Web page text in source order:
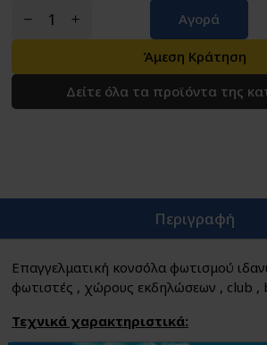
Αγορά
Άμεση Κράτηση
Δείτε όλα τα προϊόντα της
Περιγραφή
Επαγγελματική κονσόλα φωτισμού
φωτιστές , χώρους εκδηλώσεων , club ,
Τεχνικά χαρακτηριστικά: